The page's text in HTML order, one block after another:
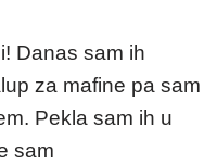
Danas sam ih
za mafine pa sam
Pekla sam ih u
sam